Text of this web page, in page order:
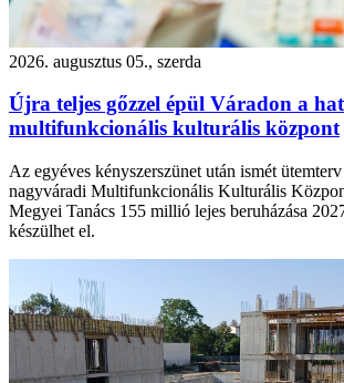
2026. augusztus 05., szerda
Újra teljes gőzzel épül Váradon a
multifunkcionális kulturális központ
Az egyéves kényszerszünet után ismét
nagyváradi Multifunkcionális Kulturális
Megyei Tanács 155 millió lejes beruházása
készülhet el.